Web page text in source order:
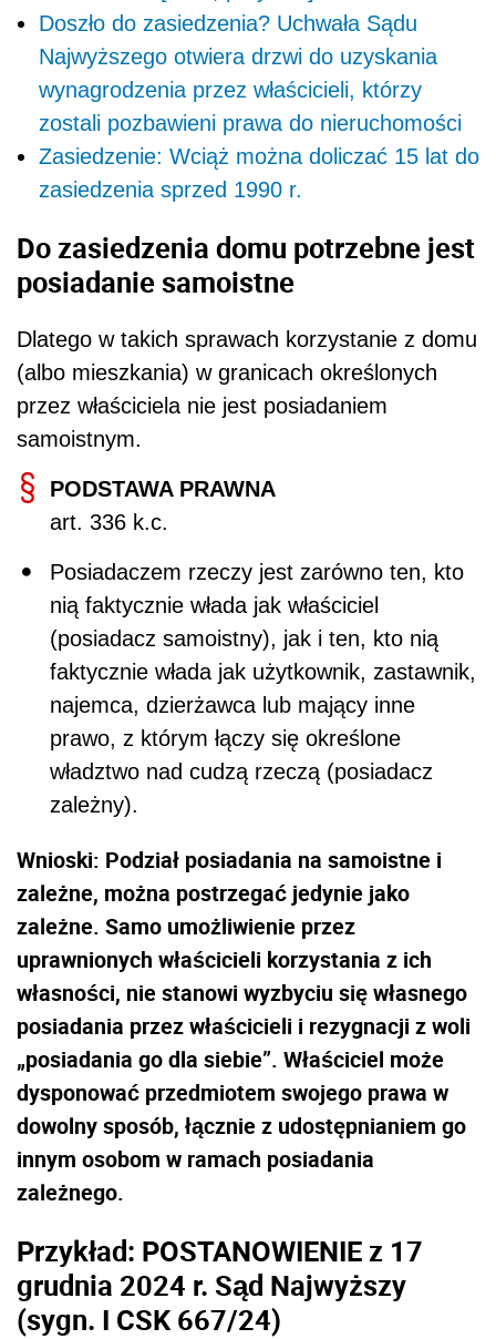
Doszło do zasiedzenia? Uchwała Sądu
Najwyższego otwiera drzwi do uzyskania
wynagrodzenia przez właścicieli, którzy
zostali pozbawieni prawa do nieruchomości
Zasiedzenie: Wciąż można doliczać 15 lat do
zasiedzenia sprzed 1990 r.
Do zasiedzenia domu potrzebne jest
posiadanie samoistne
Dlatego w takich sprawach korzystanie z domu
(albo mieszkania) w granicach określonych
przez właściciela nie jest posiadaniem
samoistnym.
PODSTAWA PRAWNA
art. 336 k.c.
Posiadaczem rzeczy jest zarówno ten, kto
nią faktycznie włada jak właściciel
(posiadacz samoistny), jak i ten, kto nią
faktycznie włada jak użytkownik, zastawnik,
najemca, dzierżawca lub mający inne
prawo, z którym łączy się określone
władztwo nad cudzą rzeczą (posiadacz
zależny).
Wnioski: Podział posiadania na samoistne i
zależne, można postrzegać jedynie jako
zależne. Samo umożliwienie przez
uprawnionych właścicieli korzystania z ich
własności, nie stanowi wyzbyciu się własnego
posiadania przez właścicieli i rezygnacji z woli
„posiadania go dla siebie”. Właściciel może
dysponować przedmiotem swojego prawa w
dowolny sposób, łącznie z udostępnianiem go
innym osobom w ramach posiadania
zależnego.
Przykład: POSTANOWIENIE z 17
grudnia 2024 r. Sąd Najwyższy
(sygn. I CSK 667/24)